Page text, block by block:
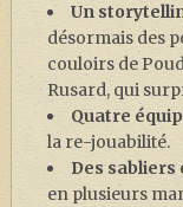
Un
désormais des
couloirs de
Rusard, qui
Quatre
la re-jouabilité.
Des
en plusieurs